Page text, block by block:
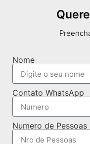
Nome
Contato WhatsApp
Numero de Pessoas